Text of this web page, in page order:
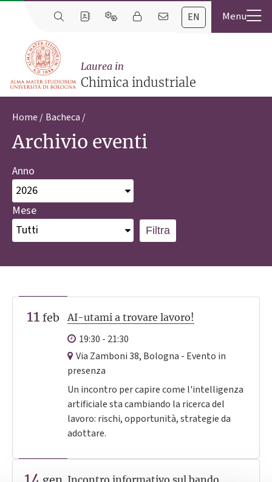
EN
Laurea in
Chimica industriale
Home Bacheca
Archivio eventi
Anno
Mese
Filtra
11 feb AI-utami a trovare lavoro!
19:30 - 21:30
Via Zamboni 38, Bologna - Evento in
presenza
Un incontro per capire come l'intelligenza
artificiale sta cambiando la ricerca del
lavoro: rischi, opportunità, strategie da
adottare.
Incontro informativo sul bando